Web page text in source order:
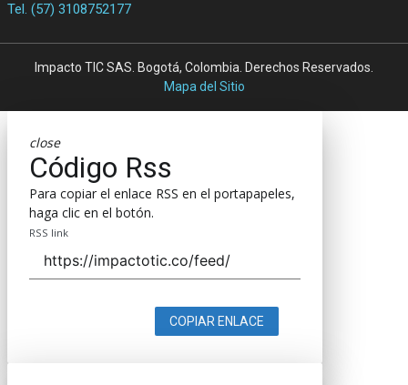
Tel. (57) 3108752177
Impacto TIC SAS. Bogotá, Colombia. Derechos Reservados.
Mapa del Sitio
close
Código Rss
Para copiar el enlace RSS en el portapapeles,
haga clic en el botón.
RSS link
COPIAR ENLACE